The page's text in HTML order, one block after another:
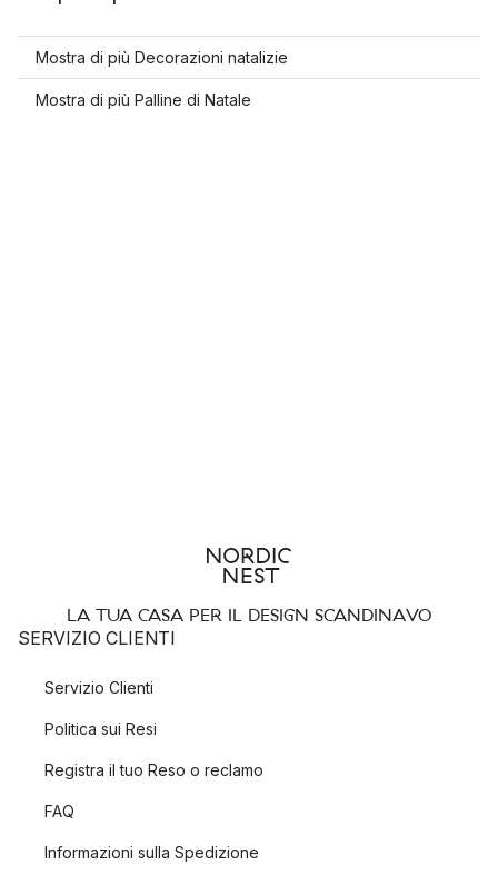
Mostra di più Decorazioni natalizie
Mostra di più Palline di Natale
LA TUA CASA PER IL DESIGN SCANDINAVO
SERVIZIO CLIENTI
Servizio Clienti
Politica sui Resi
Registra il tuo Reso o reclamo
FAQ
Informazioni sulla Spedizione